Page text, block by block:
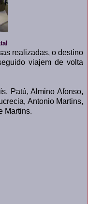
realizadas, o destino
viajem de volta
Patú, Almino Afonso,
Antonio Martins,
Martins.